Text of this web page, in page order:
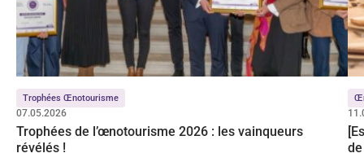
Trophées Œnotourisme
07.05.2026
Trophées de l’œnotourisme 2026 : les vainqueurs
révélés !